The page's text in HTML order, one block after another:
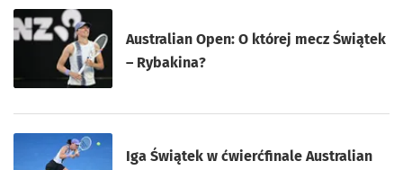
Australian Open: O której mecz Świątek
– Rybakina?
Iga Świątek w ćwierćfinale Australian